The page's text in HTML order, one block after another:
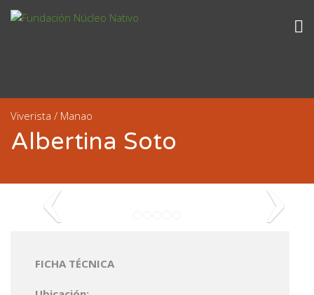
Viverista / Manao
Albertina Soto
FICHA TÉCNICA